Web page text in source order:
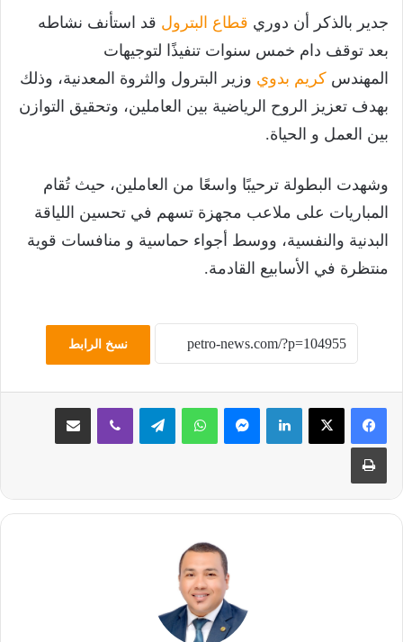
جدير بالذكر أن دوري قطاع البترول قد استأنف نشاطه
بعد توقف دام خمس سنوات تنفيذًا لتوجيهات
المهندس كريم بدوي وزير البترول والثروة المعدنية، وذلك
بهدف تعزيز الروح الرياضية بين العاملين، وتحقيق التوازن
بين العمل و الحياة.
وشهدت البطولة ترحيبًا واسعًا من العاملين، حيث تُقام
المباريات على ملاعب مجهزة تسهم في تحسين اللياقة
البدنية والنفسية، ووسط أجواء حماسية و منافسات قوية
منتظرة في الأسابيع القادمة.
نسخ الرابط
لينكدإن ماسنجر واتساب تيلقرام ڤايبر مشاركة عبر البريد
طباعة